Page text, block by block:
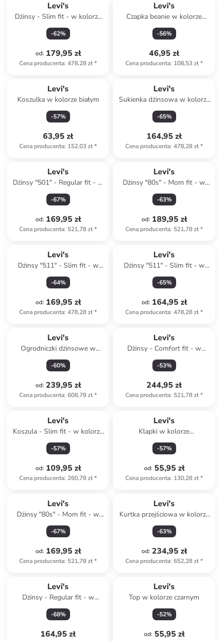
Levi's
Dżinsy - Slim fit - w kolorze
kremowym
-62%
od: 179,95 zł
Cena producenta: 478,28 zł*
Levi's
Czapka beanie w kolorze
jasnoróżowym
-56%
46,95 zł
Cena producenta: 108,53 zł*
Levi's
Koszulka w kolorze białym
-57%
63,95 zł
Cena producenta: 152,03 zł*
Levi's
Sukienka dżinsowa w kolorze
czarnym
-65%
164,95 zł
Cena producenta: 478,28 zł*
Levi's
Dżinsy "501" - Regular fit - w
kolorze błękitnym
-67%
od: 169,95 zł
Cena producenta: 521,78 zł*
Levi's
Dżinsy "80s" - Mom fit - w
kolorze granatowym
-63%
od: 189,95 zł
Cena producenta: 521,78 zł*
Levi's
Dżinsy "511" - Slim fit - w
kolorze khaki
-64%
od: 169,95 zł
Cena producenta: 478,28 zł*
Levi's
Dżinsy "511" - Slim fit - w
kolorze beżowym
-65%
od: 164,95 zł
Cena producenta: 478,28 zł*
Levi's
Ogrodniczki dżinsowe w
kolorze błękitnym
-60%
od: 239,95 zł
Cena producenta: 608,78 zł*
Levi's
Dżinsy - Comfort fit - w
kolorze niebieskim
-53%
244,95 zł
Cena producenta: 521,78 zł*
Levi's
Koszula - Slim fit - w kolorze
białym
-57%
od: 109,95 zł
Cena producenta: 260,78 zł*
Levi's
Klapki w kolorze
jasnoróżowym
-57%
od: 55,95 zł
Cena producenta: 130,28 zł*
Levi's
Dżinsy "80s" - Mom fit - w
kolorze niebieskim
-67%
od: 169,95 zł
Cena producenta: 521,78 zł*
Levi's
Kurtka przejściowa w kolorze
granatowym
-63%
od: 234,95 zł
Cena producenta: 652,28 zł*
Levi's
Dżinsy - Regular fit - w
kolorze czarnym
-68%
164,95 zł
Levi's
Top w kolorze czarnym
-52%
od: 55,95 zł